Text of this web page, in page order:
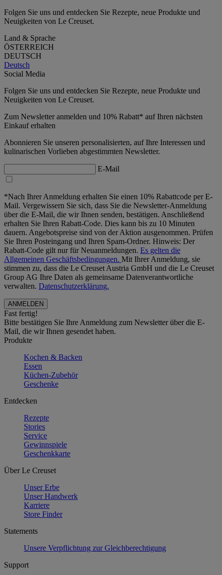
Folgen Sie uns und entdecken Sie Rezepte, neue Produkte und
Neuigkeiten von Le Creuset.
Land & Sprache
ÖSTERREICH
DEUTSCH
Deutsch
Social Media
Folgen Sie uns und entdecken Sie Rezepte, neue Produkte und
Neuigkeiten von Le Creuset.
Zum Newsletter anmelden und 10% Rabatt* auf Ihren nächsten
Einkauf erhalten
Abonnieren Sie unseren personalisierten, auf Ihre Interessen und
kulinarischen Vorlieben abgestimmten Newsletter.
E-Mail
*Nach Ihrer Anmeldung erhalten Sie einen 10% Rabattcode per E-
Mail. Vergewissern Sie sich, dass Sie die Newsletter-Anmeldung
über die E-Mail, die wir Ihnen senden, bestätigen. Anschließend
erhalten Sie Ihren Rabatt-Code. Dies kann bis zu 10 Minuten
dauern. Angebotspreise sind von der Aktion ausgenommen. Prüfen
Sie Ihren Posteingang und Ihren Spam-Ordner. Hinweis: Der
Rabatt-Code gilt nur für Neuanmeldungen. Es gelten die
Allgemeinen Geschäftsbedingungen. Mit Ihrer Anmeldung, sie
stimmen zu, dass die Le Creuset Austria GmbH und die Le Creuset
Group AG Ihre Daten als gemeinsame Datenverantwortliche
verwalten. Datenschutzerklärung.
Fast fertig!
Bitte bestätigen Sie Ihre Anmeldung zum Newsletter über die E-
Mail, die wir Ihnen gesendet haben.
Produkte
Kochen & Backen
Essen
Küchen-Zubehör
Geschenke
Entdecken
Rezepte
Stories
Service
Gewinnspiele
Geschenkkarte
Über Le Creuset
Unser Erbe
Unser Handwerk
Karriere
Store Finder
Statements
Unsere Verpflichtung zur Gleichberechtigung
Support